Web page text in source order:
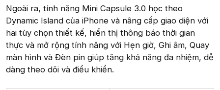
Ngoài ra, tính năng Mini Capsule 3.0 học theo
Dynamic Island của iPhone và nâng cấp giao diện với
hai tùy chọn thiết kế, hiển thị thông báo thời gian
thực và mở rộng tính năng với Hẹn giờ, Ghi âm, Quay
màn hình và Đèn pin giúp tăng khả năng đa nhiệm, dễ
dàng theo dõi và điểu khiển.